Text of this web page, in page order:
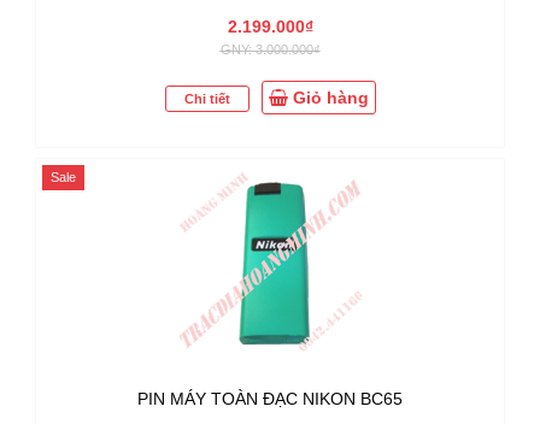
2.199.000₫
GNY: 3.000.000₫
Chi tiết Giỏ hàng
Sale
PIN MÁY TOÀN ĐẠC NIKON BC65